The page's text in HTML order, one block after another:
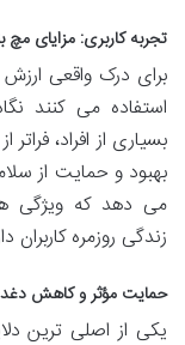
تجربه کاربری: مزایای مچ بند اپو 1081 بدون
برای درک واقعی
بسیاری از افراد،
بهبود و حمایت از
می دهد که ویژگی
زندگی روزمره کاربران
حمایت مؤثر و کاهش